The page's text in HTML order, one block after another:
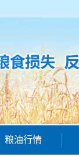
粮油行情